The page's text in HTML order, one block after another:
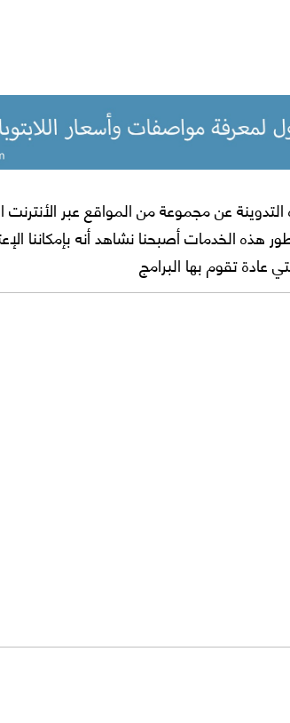
عن مجموعة من المواقع عبر
هذه الخدمات أصبحنا نشاهد أنه بإمكاننا
عادة تقوم بها البرامج